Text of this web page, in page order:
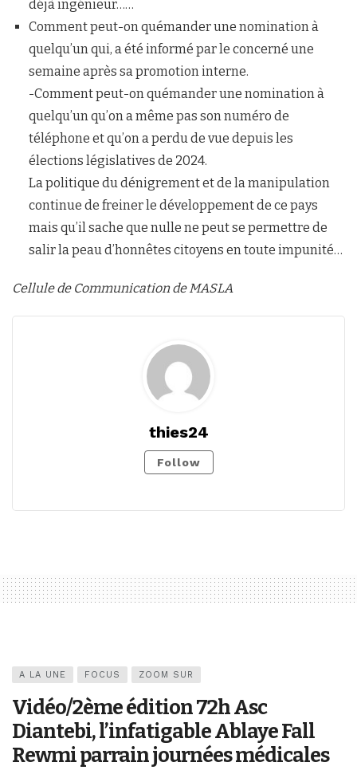
déjà ingénieur……
⁠Comment peut-on quémander une nomination à
quelqu’un qui, a été informé par le concerné une
semaine après sa promotion interne.
-Comment peut-on quémander une nomination à
quelqu’un qu’on a même pas son numéro de
téléphone et qu’on a perdu de vue depuis les
élections législatives de 2024.
La politique du dénigrement et de la manipulation
continue de freiner le développement de ce pays
mais qu’il sache que nulle ne peut se permettre de
salir la peau d’honnêtes citoyens en toute impunité…
Cellule de Communication de MASLA
thies24
Follow
A LA UNE FOCUS ZOOM SUR
Vidéo/2ème édition 72h Asc
Diantebi, l’infatigable Ablaye Fall
Rewmi parrain journées médicales